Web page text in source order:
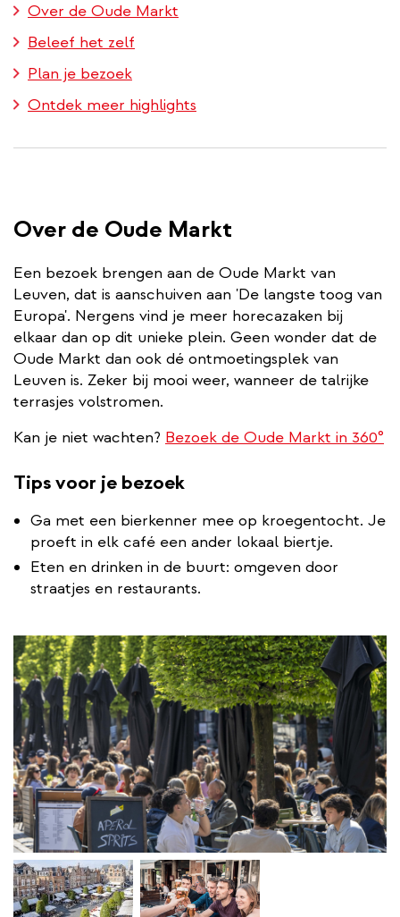
Over de Oude Markt
Beleef het zelf
Plan je bezoek
Ontdek meer highlights
Over de Oude Markt
Een bezoek brengen aan de Oude Markt van
Leuven, dat is aanschuiven aan 'De langste toog van
Europa'. Nergens vind je meer horecazaken bij
elkaar dan op dit unieke plein. Geen wonder dat de
Oude Markt dan ook dé ontmoetingsplek van
Leuven is. Zeker bij mooi weer, wanneer de talrijke
terrasjes volstromen.
Kan je niet wachten? Bezoek de Oude Markt in 360°
Tips voor je bezoek
Ga met een bierkenner mee op kroegentocht. Je
proeft in elk café een ander lokaal biertje.
Eten en drinken in de buurt: omgeven door
straatjes en restaurants.